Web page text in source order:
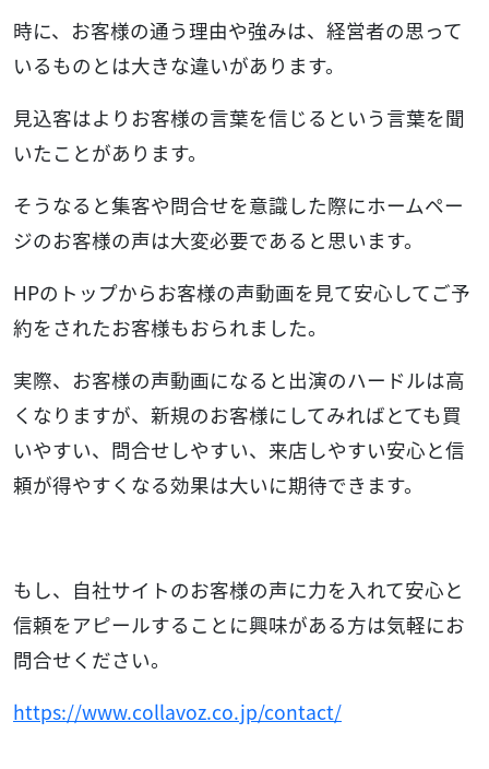
時に、お客様の通う理由や強みは、経営者の思って
いるものとは大きな違いがあります。
見込客はよりお客様の言葉を信じるという言葉を聞
いたことがあります。
そうなると集客や問合せを意識した際にホームペー
ジのお客様の声は大変必要であると思います。
HPのトップからお客様の声動画を見て安心してご予
約をされたお客様もおられました。
実際、お客様の声動画になると出演のハードルは高
くなりますが、新規のお客様にしてみればとても買
いやすい、問合せしやすい、来店しやすい安心と信
頼が得やすくなる効果は大いに期待できます。
もし、自社サイトのお客様の声に力を入れて安心と
信頼をアピールすることに興味がある方は気軽にお
問合せください。
https://www.collavoz.co.jp/contact/